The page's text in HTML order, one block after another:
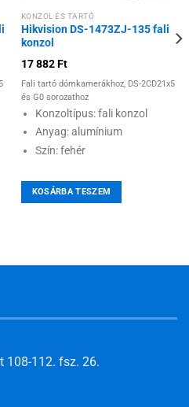
KONZOL ÉS TARTÓ
Hikvision DS-1473ZJ-135 fali
konzol
17 882Ft
Fali tartó dómkamerákhoz, DS-2CD21x5
és G0 sorozathoz
Konzoltípus: fali konzol
Anyag: alumínium
Szín: fehér
KOSÁRBA TESZEM
108-112. fsz. 26.